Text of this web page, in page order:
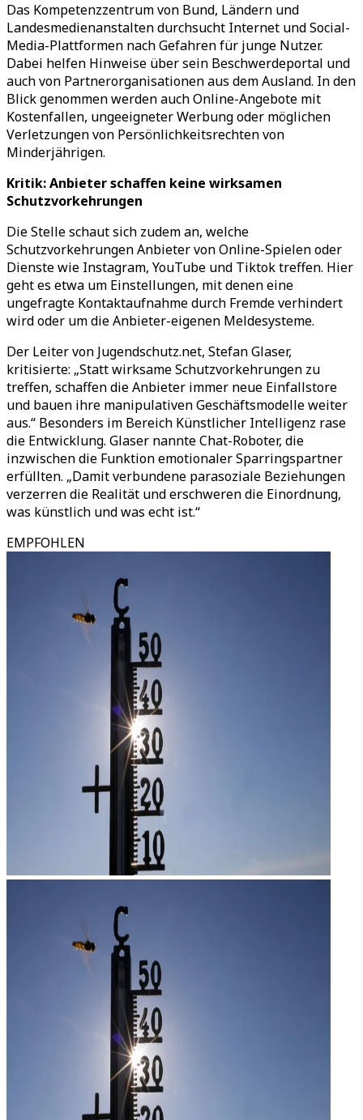
Das Kompetenzzentrum von Bund, Ländern und
Landesmedienanstalten durchsucht Internet und Social-
Media-Plattformen nach Gefahren für junge Nutzer.
Dabei helfen Hinweise über sein Beschwerdeportal und
auch von Partnerorganisationen aus dem Ausland. In den
Blick genommen werden auch Online-Angebote mit
Kostenfallen, ungeeigneter Werbung oder möglichen
Verletzungen von Persönlichkeitsrechten von
Minderjährigen.
Kritik: Anbieter schaffen keine wirksamen
Schutzvorkehrungen
Die Stelle schaut sich zudem an, welche
Schutzvorkehrungen Anbieter von Online-Spielen oder
Dienste wie Instagram, YouTube und Tiktok treffen. Hier
geht es etwa um Einstellungen, mit denen eine
ungefragte Kontaktaufnahme durch Fremde verhindert
wird oder um die Anbieter-eigenen Meldesysteme.
Der Leiter von Jugendschutz.net, Stefan Glaser,
kritisierte: „Statt wirksame Schutzvorkehrungen zu
treffen, schaffen die Anbieter immer neue Einfallstore
und bauen ihre manipulativen Geschäftsmodelle weiter
aus.“ Besonders im Bereich Künstlicher Intelligenz rase
die Entwicklung. Glaser nannte Chat-Roboter, die
inzwischen die Funktion emotionaler Sparringspartner
erfüllten. „Damit verbundene parasoziale Beziehungen
verzerren die Realität und erschweren die Einordnung,
was künstlich und was echt ist.“
EMPFOHLEN